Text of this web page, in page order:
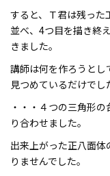
すると、Ｔ君は残った
並べ、4つ目を描き終
きました。
講師は何を作ろうと
見つめているだけでし
・・・４つの三角形
り合わせました。
出来上がった正八面
りませんでした。